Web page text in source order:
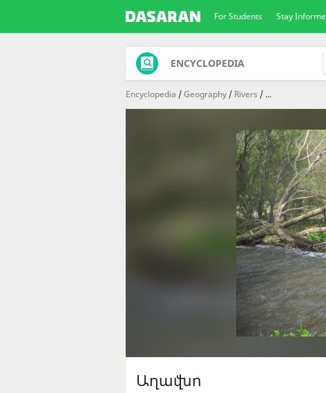
For Students Stay
ENCYCLOPEDIA
Encyclopedia Geography Rivers ...
Աղավնո